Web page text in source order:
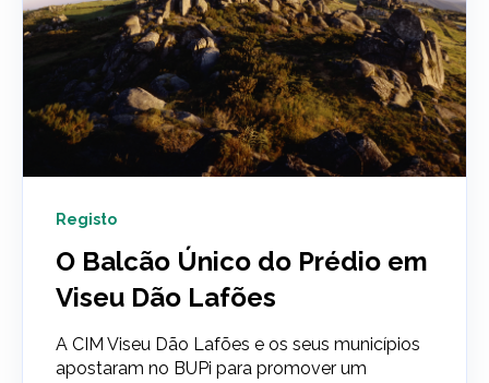
Registo
O Balcão Único do Prédio em
Viseu Dão Lafões
A CIM Viseu Dão Lafões e os seus municípios
apostaram no BUPi para promover um